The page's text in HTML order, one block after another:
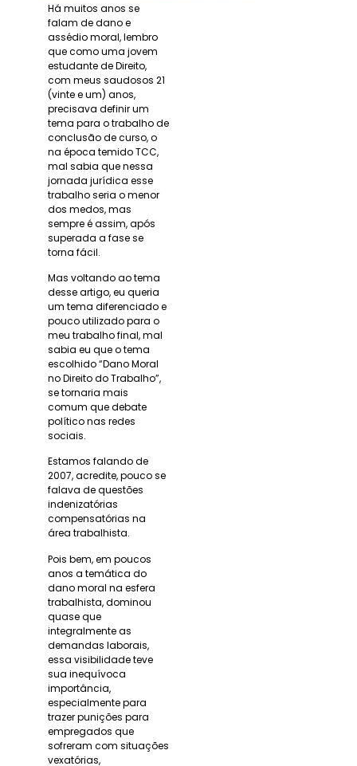
Há muitos anos se
falam de dano e
assédio moral, lembro
que como uma jovem
estudante de Direito,
com meus saudosos 21
(vinte e um) anos,
precisava definir um
tema para o trabalho de
conclusão de curso, o
na época temido TCC,
mal sabia que nessa
jornada jurídica esse
trabalho seria o menor
dos medos, mas
sempre é assim, após
superada a fase se
torna fácil.
Mas voltando ao tema
desse artigo, eu queria
um tema diferenciado e
pouco utilizado para o
meu trabalho final, mal
sabia eu que o tema
escolhido “Dano Moral
no Direito do Trabalho”,
se tornaria mais
comum que debate
político nas redes
sociais.
Estamos falando de
2007, acredite, pouco se
falava de questões
indenizatórias
compensatórias na
área trabalhista.
Pois bem, em poucos
anos a temática do
dano moral na esfera
trabalhista, dominou
quase que
integralmente as
demandas laborais,
essa visibilidade teve
sua inequívoca
importância,
especialmente para
trazer punições para
empregados que
sofreram com situações
vexatórias,